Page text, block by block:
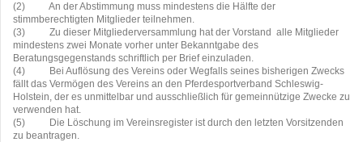
(2)
An der Abstimmung muss mindestens die Hälfte der
stimmberechtigten Mitglieder teilnehmen.
(3)
Zu dieser Mitgliederversammlung hat der Vorstand
alle Mitglieder
mindestens zwei Monate vorher unter Bekanntgabe des
Beratungsgegenstands schriftlich per Brief einzuladen.
(4)
Bei Auflösung des Vereins oder Wegfalls seines bisherigen Zwecks
fällt das Vermögen des Vereins an den Pferdesportverband Schleswig-
Holstein, der es unmittelbar und ausschließlich für gemeinnützige Zwecke zu
verwenden hat.
(5)
Die Löschung im Vereinsregister ist durch den letzten Vorsitzenden
zu beantragen.